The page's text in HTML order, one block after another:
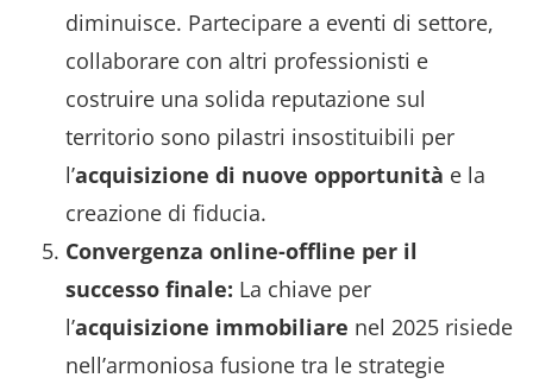
diminuisce. Partecipare a eventi di settore,
collaborare con altri professionisti e
costruire una solida reputazione sul
territorio sono pilastri insostituibili per
l’acquisizione di nuove opportunità e la
creazione di fiducia.
Convergenza online-offline per il
successo finale: La chiave per
l’acquisizione immobiliare nel 2025 risiede
nell’armoniosa fusione tra le strategie